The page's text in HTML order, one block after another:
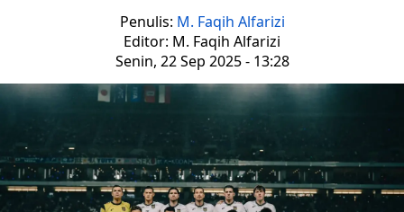
Penulis: M. Faqih Alfarizi
Editor: M. Faqih Alfarizi
Senin, 22 Sep 2025 - 13:28